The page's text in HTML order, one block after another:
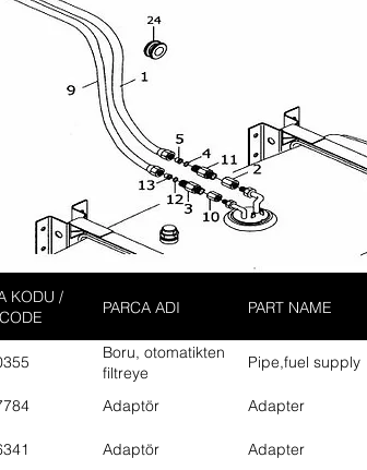
KODU /
PARCA ADI PART NAME
Boru, otomatikten
filtreye
Pipe,fuel supply
Adaptör Adapter
Adaptör Adapter